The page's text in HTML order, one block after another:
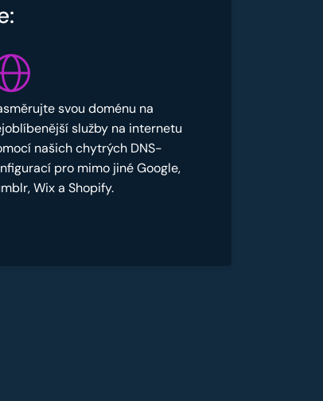
svou doménu na
služby na internetu
našich chytrých DNS-
pro mimo jiné Google,
Wix a Shopify.